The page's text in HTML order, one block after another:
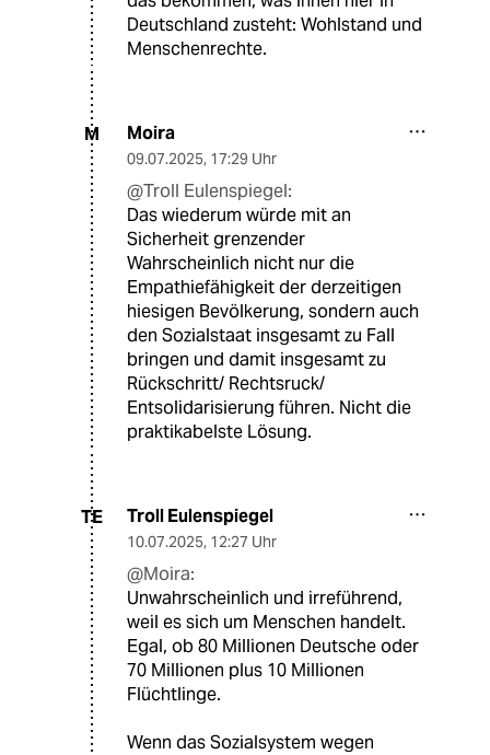
Deutschland zusteht: Wohlstand und
Menschenrechte.
M Moira
09.07.2025, 17:29 Uhr
@Troll Eulenspiegel:
Das wiederum würde mit an
Sicherheit grenzender
Wahrscheinlich nicht nur die
Empathiefähigkeit der derzeitigen
hiesigen Bevölkerung, sondern auch
den Sozialstaat insgesamt zu Fall
bringen und damit insgesamt zu
Rückschritt/ Rechtsruck/
Entsolidarisierung führen. Nicht die
praktikabelste Lösung.
TE Troll Eulenspiegel
10.07.2025, 12:27 Uhr
@Moira:
Unwahrscheinlich und irreführend,
weil es sich um Menschen handelt.
Egal, ob 80 Millionen Deutsche oder
70 Millionen plus 10 Millionen
Flüchtlinge.
Wenn das Sozialsystem wegen